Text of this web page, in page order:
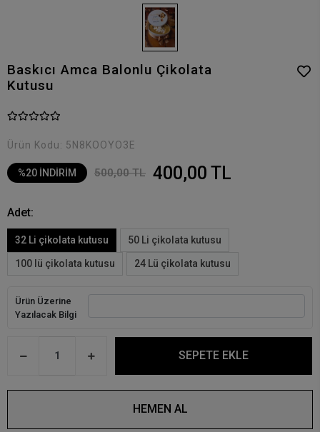
Baskıcı Amca Balonlu Çikolata
Kutusu
Ürün Kodu: 5N8KOOYO3E
%20 İNDİRİM 500,00 TL 400,00 TL
Adet:
32 Li çikolata kutusu 50 Li çikolata kutusu
100 lü çikolata kutusu 24 Lü çikolata kutusu
Ürün Üzerine
Yazılacak Bilgi
SEPETE EKLE
HEMEN AL